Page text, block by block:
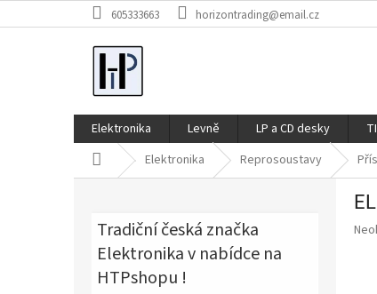
na
605333663 horizontrading@email.cz
Elektronika Levně LP a CD desky
Domů Elektronika Reprosoustavy
Tradiční česká značka
Elektronika v nabídce na
HTPshopu !